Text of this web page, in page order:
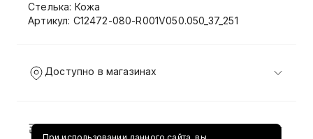
Стелька: Кожа
Артикул: C12472-080-R001V050.050_37_251
Доступно в магазинах
Доставка и возврат